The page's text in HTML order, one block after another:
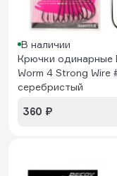
В наличии
Крючки одинарные
Worm 4 Strong Wire
серебристый
360 ₽